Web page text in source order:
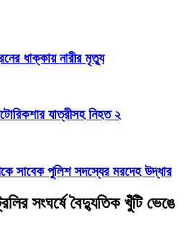
ধাক্কায় নারীর মৃত্যু
যাত্রীসহ নিহত ২
সাবেক পুলিশ সদস্যের মরদেহ উদ্ধার
সংঘর্ষে বৈদ্যুতিক খুঁটি ভেঙে